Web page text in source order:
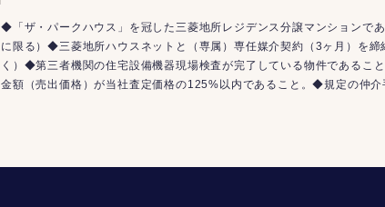
◆「ザ・パークハウス」を冠した三菱地所レジデンス分譲マンションで
に限る）◆三菱地所ハウスネットと（専属）専任媒介契約（3ヶ月）を
く）◆第三者機関の住宅設備機器現場検査が完了している物件である
金額（売出価格）が当社査定価格の125%以内であること。◆規定の仲介